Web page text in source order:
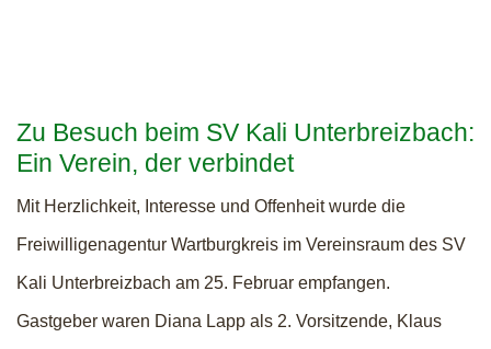
Zu Besuch beim SV Kali Unterbreizbach:
Ein Verein, der verbindet
Mit Herzlichkeit, Interesse und Offenheit wurde die
Freiwilligenagentur Wartburgkreis im Vereinsraum des SV
Kali Unterbreizbach am 25. Februar empfangen.
Gastgeber waren Diana Lapp als 2. Vorsitzende, Klaus